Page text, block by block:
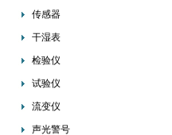
传感器
干湿表
检验仪
试验仪
流变仪
声光警号